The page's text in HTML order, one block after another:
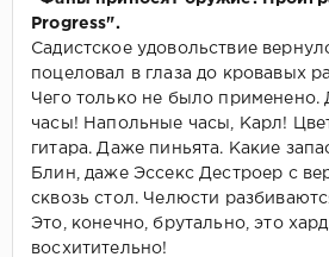
Progress".
Садистское удовольствие
поцеловал в глаза до кровавых
Чего только не было
часы! Напольные часы, Карл!
гитара. Даже пиньята. Какие
Блин, даже Эссекс Дестроер с
сквозь стол. Челюсти
Это, конечно, брутально, это
восхитительно!